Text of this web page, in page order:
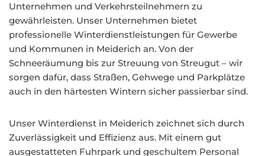
Unternehmen und Verkehrsteilnehmern zu
gewährleisten. Unser Unternehmen bietet
professionelle Winterdienstleistungen für Gewerbe
und Kommunen in Meiderich an. Von der
Schneeräumung bis zur Streuung von Streugut – wir
sorgen dafür, dass Straßen, Gehwege und Parkplätze
auch in den härtesten Wintern sicher passierbar sind.
Unser Winterdienst in Meiderich zeichnet sich durch
Zuverlässigkeit und Effizienz aus. Mit einem gut
ausgestatteten Fuhrpark und geschultem Personal